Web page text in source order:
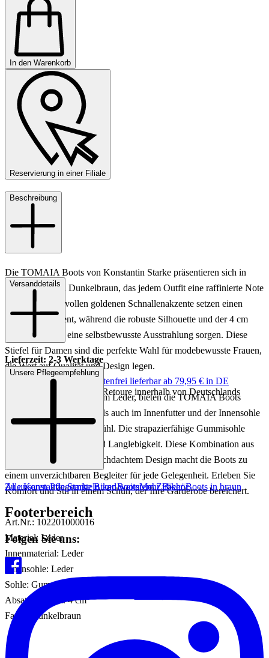
In den Warenkorb
Reservierung in einer Filiale
Beschreibung
Die TOMAIA Boots von Konstantin Starke präsentieren sich in
einem eleganten Dunkelbraun, das jedem Outfit eine raffinierte Note
verleiht. Die stilvollen goldenen Schnallenakzente setzen einen
luxuriösen Akzent, während die robuste Silhouette und der 4 cm
hohe Absatz für eine selbstbewusste Ausstrahlung sorgen. Diese
Stiefel für Damen sind die perfekte Wahl für modebewusste Frauen,
die Wert auf Qualität und Design legen.
Gefertigt aus hochwertigem Leder, bieten die TOMAIA Boots
sowohl im Obermaterial als auch im Innenfutter und der Innensohle
ein angenehmes Tragegefühl. Die strapazierfähige Gummisohle
sorgt für sicheren Halt und Langlebigkeit. Diese Kombination aus
edlen Materialien und durchdachtem Design macht die Boots zu
einem unverzichtbaren Begleiter für jede Gelegenheit. Erleben Sie
Komfort und Stil in einem Schuh, der Ihre Garderobe bereichert.
Art.Nr.: 102201000016
Material: Leder
Innenmaterial: Leder
Innensohle: Leder
Sohle: Gummisohle
Absatzhöhe: ca. 4 cm
Farbe: Dunkelbraun
Versanddetails
Lieferzeit: 2-3 Werktage
Keine Versandkosten:
kostenfrei lieferbar ab 79,95 € in DE
Einfache und Kostenlose Retoure innerhalb von Deutschlands
Unsere Pflegeempfehlung
Zu unseren Pflegemitteln und weiterem Zubehör
Alle Konstantin Starke Biker BootsMehr Biker Boots in braun
Footerbereich
Folgen Sie uns: